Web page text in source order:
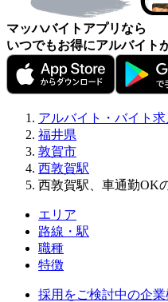
マッハバイトアプリなら
いつでもお得にアルバイト
アルバイト・バイト求
福井県
敦賀市
西敦賀駅
西敦賀駅、車通勤OK
エリア
路線・駅
職種
特徴
採用をご検討中の企